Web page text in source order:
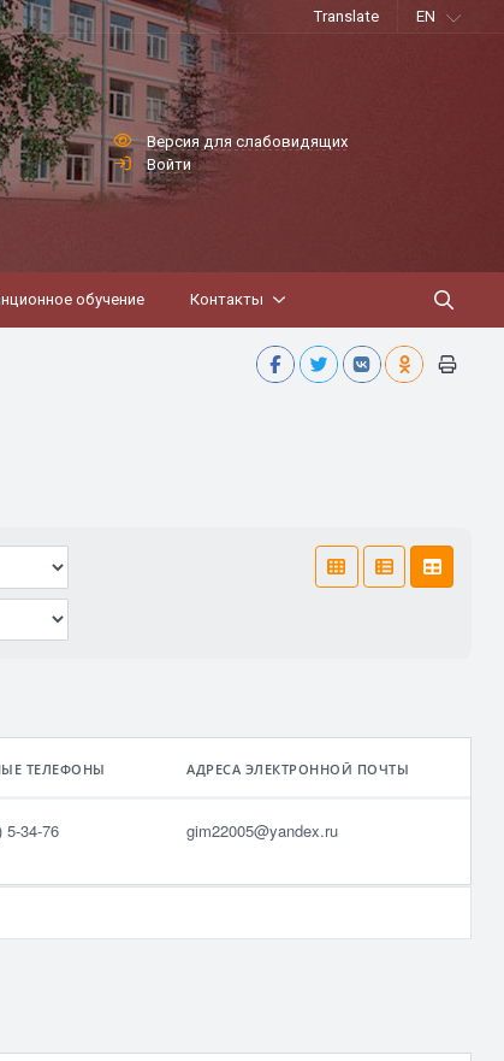
Translate EN
Версия для слабовидящих
Войти
обучение Контакты
ТЕЛЕФОНЫ АДРЕСА ЭЛЕКТРОННОЙ ПОЧТЫ
5-34-76 gim22005@yandex.ru